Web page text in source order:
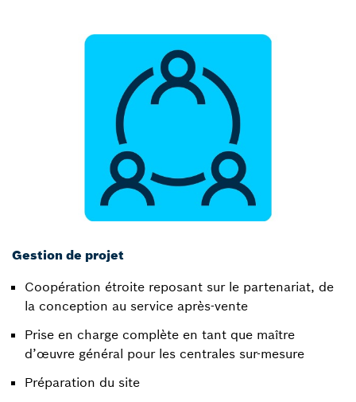
Gestion de projet
Coopération étroite reposant sur le partenariat, de
la conception au service après-vente​
Prise en charge complète en tant que maître
d’œuvre général pour les centrales sur-mesure​
Préparation du site​